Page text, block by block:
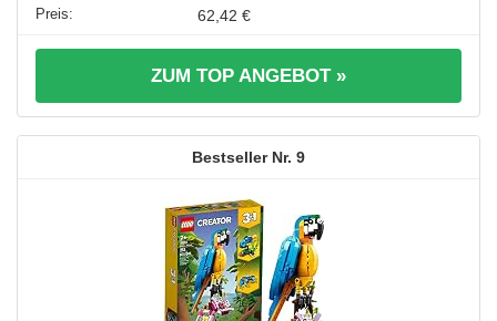
62,42 €
ZUM TOP ANGEBOT »
9